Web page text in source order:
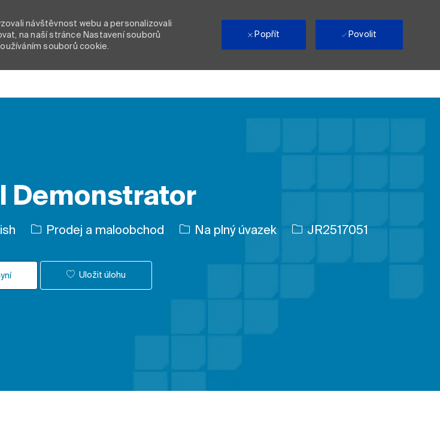
návštěvnost webu a personalizovali
na naší stránce Nastavení souborů
souborů cookie.
Popřít Povolit
Demonstrator
Kategorie
Prodej a maloobchod Typ úlohy
Na plný úvazek ID úlohy
JR2517051
Uložit úlohu